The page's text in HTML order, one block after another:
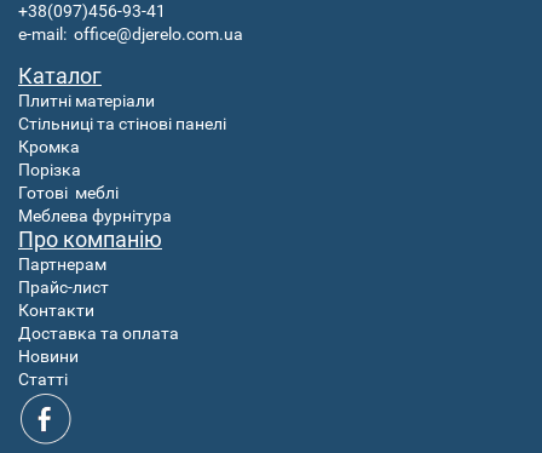
+38(097)456-93-41
e-mail: office@djerelo.com.ua
Каталог
Плитні матеріали
Стільниці та стінові панелі
Кромка
Порізка
Готові меблі
Меблева фурнітура
Про компанію
Партнерам
Прайс-лист
Контакти
Доставка та оплата
Новини
Статті